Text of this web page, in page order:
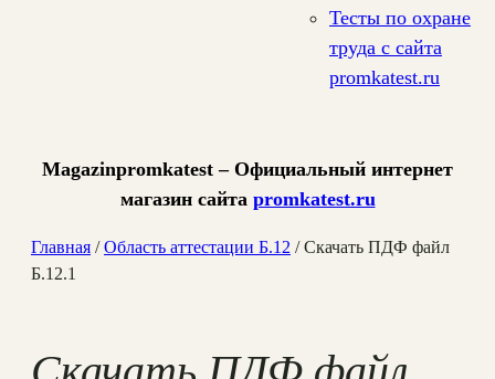
Тесты по охране
труда с сайта
promkatest.ru
Magazinpromkatest – Официальный интернет
магазин сайта promkatest.ru
Главная /Область аттестации Б.12 / Скачать ПДФ файл
Б.12.1